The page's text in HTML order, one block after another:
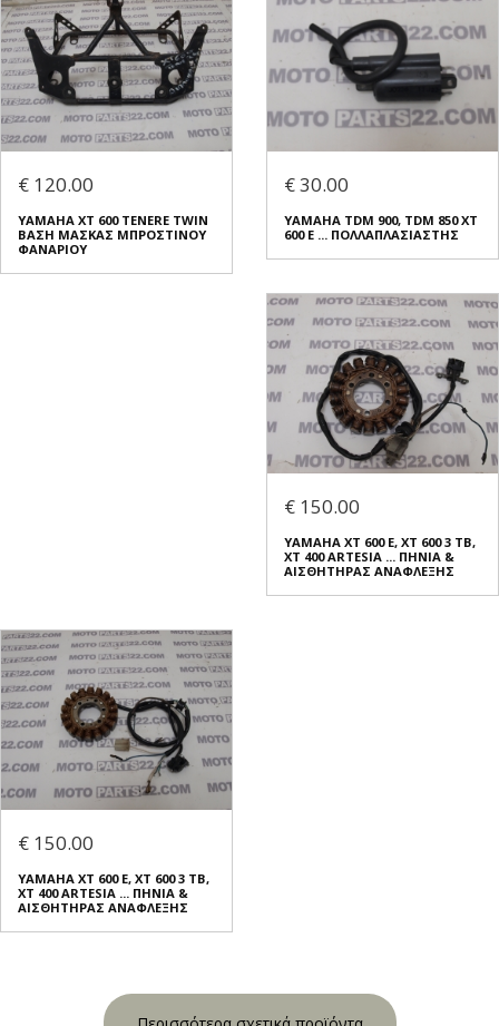
€ 120.00
YAMAHA XT 600 TENERE TWIN
ΒΑΣΗ ΜΑΣΚΑΣ ΜΠΡΟΣΤΙΝΟΥ
ΦΑΝΑΡΙΟΥ
€ 30.00
YAMAHA TDM 900, TDM 850 XT
600 E ... ΠΟΛΛΑΠΛΑΣΙΑΣΤΗΣ
€ 150.00
YAMAHA XT 600 E, XT 600 3 TB,
XT 400 ARTESIA ... ΠΗΝΙΑ &
ΑΙΣΘΗΤΗΡΑΣ ΑΝΑΦΛΕΞΗΣ
€ 150.00
YAMAHA XT 600 E, XT 600 3 TB,
XT 400 ARTESIA ... ΠΗΝΙΑ &
ΑΙΣΘΗΤΗΡΑΣ ΑΝΑΦΛΕΞΗΣ